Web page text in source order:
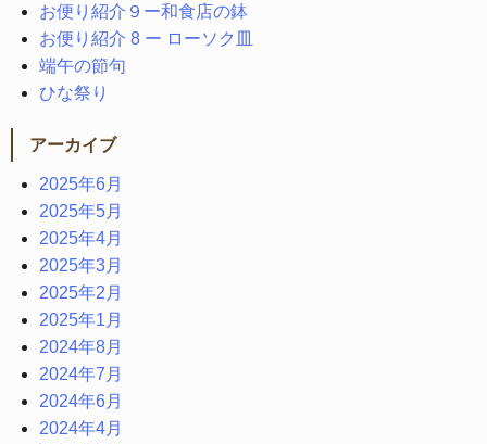
お便り紹介９ー和食店の鉢
お便り紹介 8 ー ローソク皿
端午の節句
ひな祭り
アーカイブ
2025年6月
2025年5月
2025年4月
2025年3月
2025年2月
2025年1月
2024年8月
2024年7月
2024年6月
2024年4月